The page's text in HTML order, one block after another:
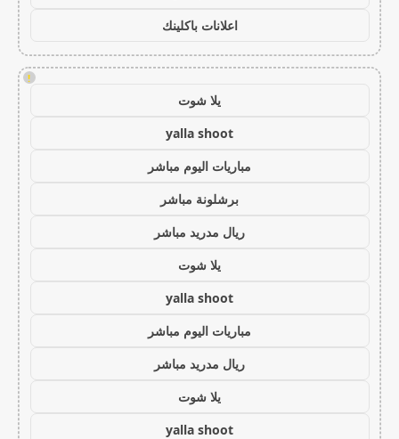
اعلانات باكلينك
!
يلا شوت
yalla shoot
مباريات اليوم مباشر
برشلونة مباشر
ريال مدريد مباشر
يلا شوت
yalla shoot
مباريات اليوم مباشر
ريال مدريد مباشر
يلا شوت
yalla shoot